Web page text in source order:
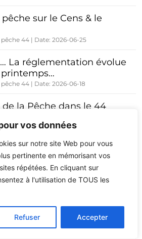
vos données
sur notre site Web pour vous
pertinente en mémorisant vos
répétées. En cliquant sur
à l'utilisation de TOUS les
Refuser Accepter
sur le Cens & le
44 Date: 2026-06-25
La réglementation évolue
44 Date: 2026-06-18
la Pêche dans le 44
sur l’eau – Secteur
pêche 44 Date: 2026-04-28
2 3 Next
par email: